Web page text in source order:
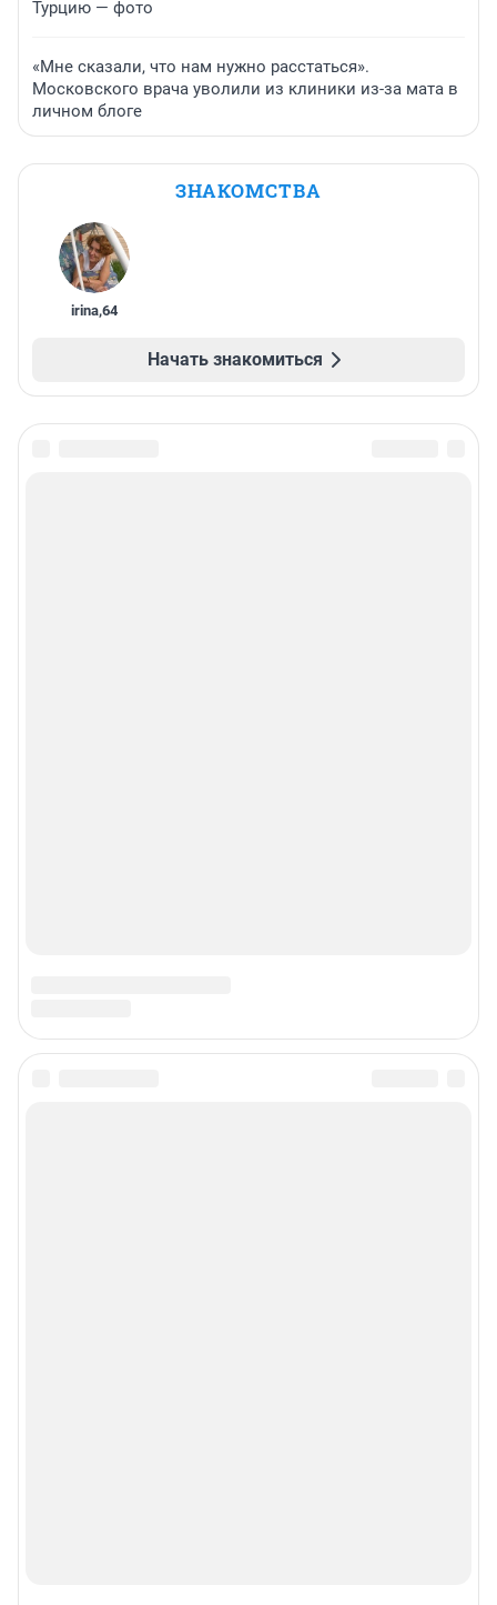
Турцию — фото
«Мне сказали, что нам нужно расстаться».
Московского врача уволили из клиники из-за мата в
личном блоге
ЗНАКОМСТВА
irina,64
Начать знакомиться